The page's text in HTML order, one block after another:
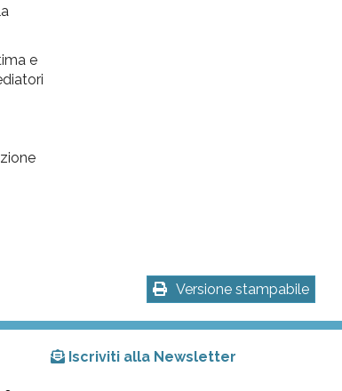
e
Versione stampabile
Iscriviti alla Newsletter